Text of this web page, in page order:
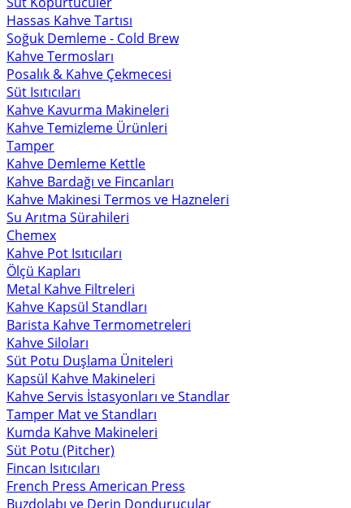
Hassas Kahve Tartısı
Soğuk Demleme - Cold Brew
Kahve Termosları
Posalık & Kahve Çekmecesi
Süt Isıtıcıları
Kahve Kavurma Makineleri
Kahve Temizleme Ürünleri
Tamper
Kahve Demleme Kettle
Kahve Bardağı ve Fincanları
Kahve Makinesi Termos ve Hazneleri
Su Arıtma Sürahileri
Chemex
Kahve Pot Isıtıcıları
Ölçü Kapları
Metal Kahve Filtreleri
Kahve Kapsül Standları
Barista Kahve Termometreleri
Kahve Siloları
Süt Potu Duşlama Üniteleri
Kapsül Kahve Makineleri
Kahve Servis İstasyonları ve Standlar
Tamper Mat ve Standları
Kumda Kahve Makineleri
Süt Potu (Pitcher)
Fincan Isıtıcıları
French Press American Press
Buzdolabı ve Derin Dondurucular